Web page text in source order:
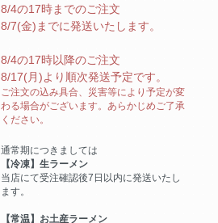
8/4の17時までのご注文
8/7(金)までに発送いたします。
8/4の17時以降のご注文
8/17(月)より順次発送予定です。
ご注文の込み具合、災害等により予定が変
わる場合がございます。あらかじめご了承
ください。
通常期につきましては
【冷凍】生ラーメン
当店にて受注確認後7日以内に発送いたし
ます。
【常温】お土産ラーメン